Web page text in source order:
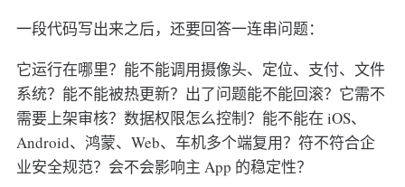
一段代码写出来之后，还要回答一连串问题：
它运行在哪里？能不能调用摄像头、定位、支付、文件
系统？能不能被热更新？出了问题能不能回滚？它需不
需要上架审核？数据权限怎么控制？能不能在 iOS、
Android、鸿蒙、Web、车机多个端复用？符不符合企
业安全规范？会不会影响主 App 的稳定性？